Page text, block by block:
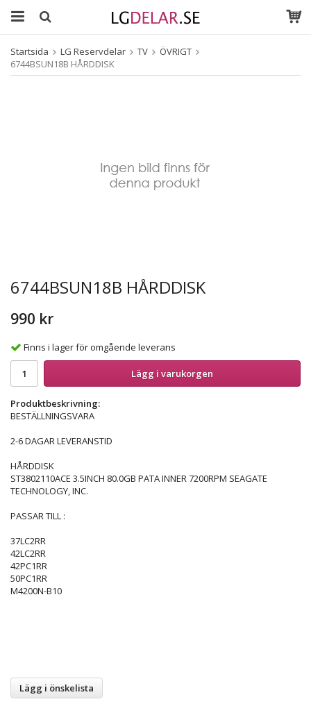
Startsida LG Reservdelar TV
ÖVRIGT
6744BSUN18B HÅRDDISK
6744BSUN18B HÅRDDISK
990 kr
Finns i lager för omgående leverans
Lägg i varukorgen
Produktbeskrivning:
BESTÄLLNINGSVARA
2-6 DAGAR LEVERANSTID
HÅRDDISK
ST3802110ACE 3.5INCH 80.0GB PATA INNER 7200RPM SEAGATE
TECHNOLOGY, INC.
PASSAR TILL :
37LC2RR
42LC2RR
42PC1RR
50PC1RR
M4200N-B10
Lägg i önskelista